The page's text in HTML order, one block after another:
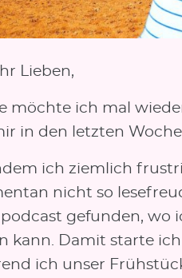
Lieben,
möchte ich mal
in den letzten
ich ziemlich
nicht so
gefunden, wo
kann. Damit starte
ich unser